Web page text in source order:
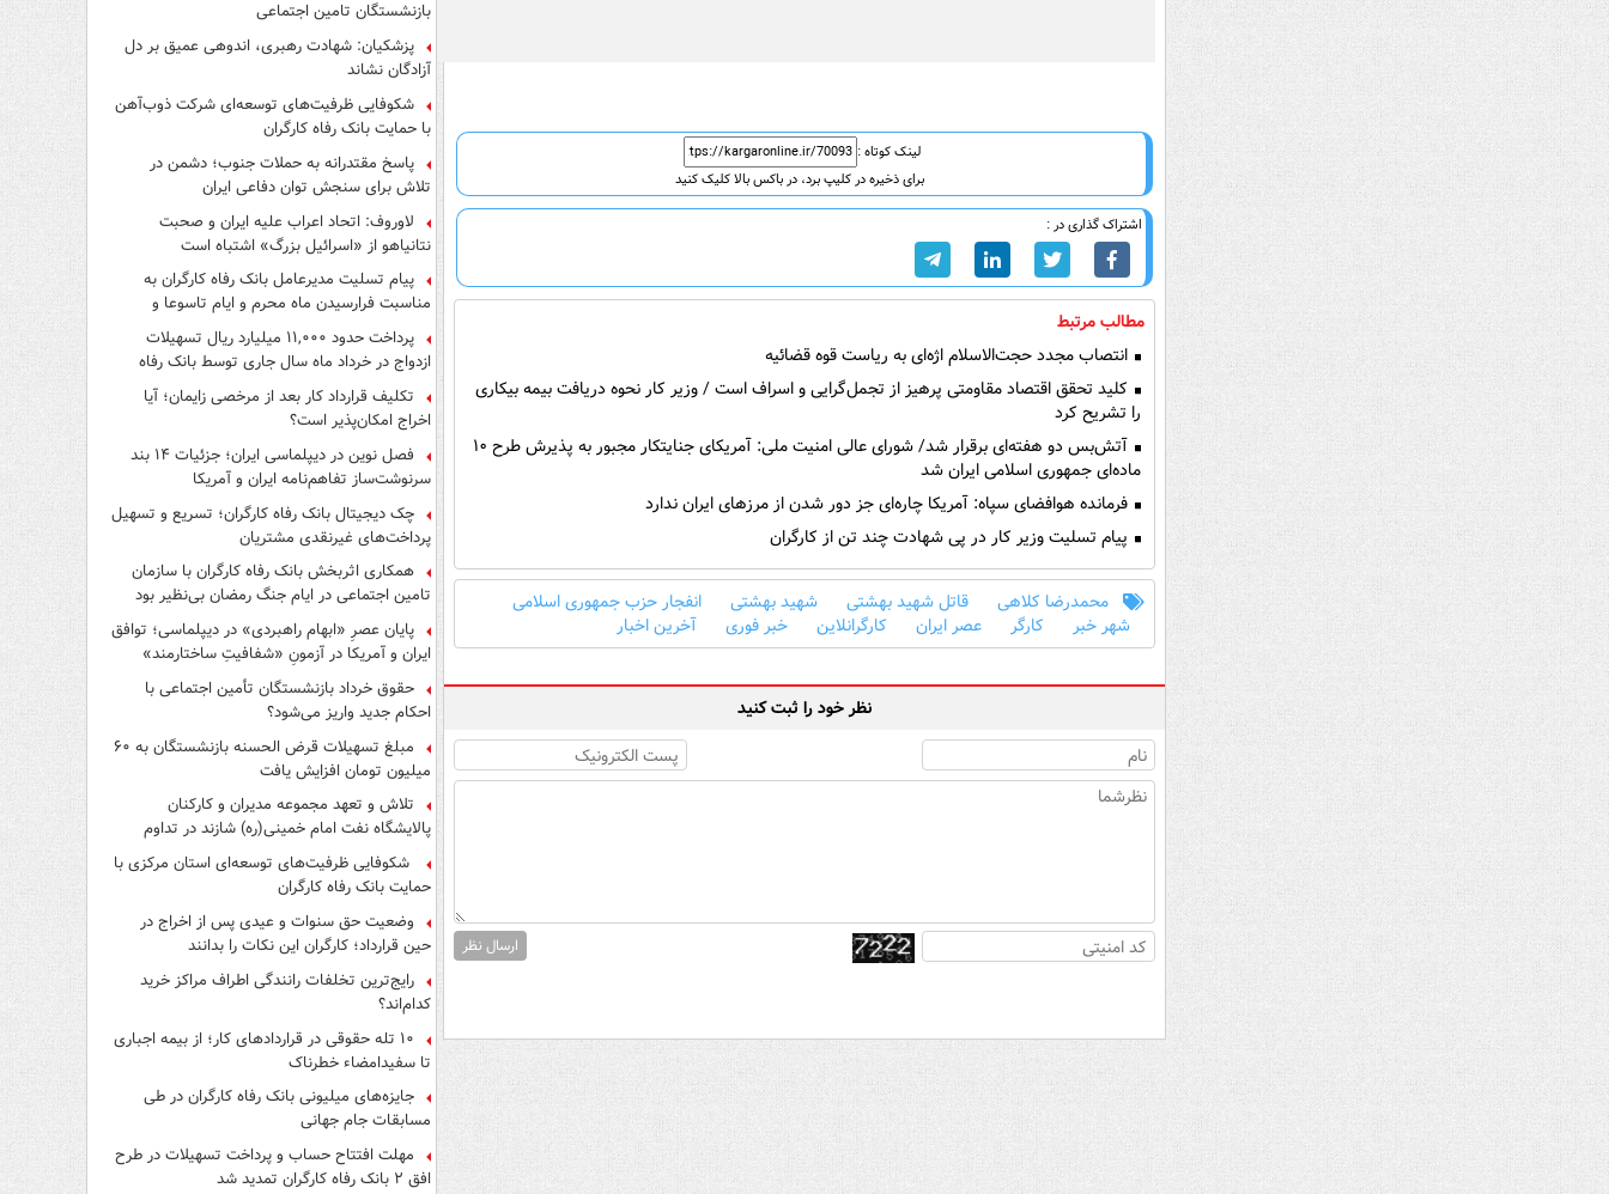
لینک کوتاه :
برای ذخیره در کلیپ برد، در باکس بالا کلیک کنید
اشتراک گذاری در :
مطالب مرتبط
انتصاب مجدد حجت‌الاسلام اژه‌ای به ریاست قوه‌ قضائیه
کلید تحقق اقتصاد مقاومتی پرهیز از تجمل‌گرایی و اسراف است / وزیر کار نحوه دریافت بیمه بیکاری
را تشریح کرد
آتش‌بس دو هفته‌ای برقرار شد/ شورای عالی امنیت ملی: آمریکای جنایتکار مجبور به پذیرش طرح ۱۰
ماده‌ای جمهوری اسلامی ایران شد
فرمانده هوافضای سپاه: آمریکا چاره‌ای جز دور شدن از مرز‌های ایران ندارد
پیام تسلیت وزیر کار در پی شهادت چند تن از کارگران
محمدرضا کلاهی قاتل شهید بهشتی شهید بهشتی
انفجار حزب جمهوری اسلامی
شهر خبر
کارگر عصر ایران کارگرانلاین خبر فوری آخرین اخبار
نظر خود را ثبت کنید
ارسال نظر
بازنشستگان تامین اجتماعی
پزشکیان: شهادت رهبری، اندوهی عمیق بر دل
آزادگان نشاند
شکوفایی ظرفیت‌های توسعه‌ای شرکت ذوب‌آهن
با حمایت‌ بانک رفاه کارگران
پاسخ مقتدرانه به حملات جنوب؛ دشمن در
تلاش برای سنجش توان دفاعی ایران
لاوروف: اتحاد اعراب علیه ایران و صحبت
نتانیاهو از «اسرائیل بزرگ» اشتباه است
پیام تسلیت مدیرعامل بانک رفاه کارگران به
مناسبت فرارسیدن ماه محرم و ایام تاسوعا و
عاشورای حسینی
پرداخت حدود ۱۱,۰۰۰ میلیارد ریال تسهیلات
ازدواج در خرداد ماه سال جاری توسط بانک رفاه
کارگران
تکلیف قرارداد کار بعد از مرخصی زایمان؛ آیا
اخراج امکان‌پذیر است؟
فصل نوین در دیپلماسی ایران؛ جزئیات ۱۴ بند
سرنوشت‌ساز تفاهم‌نامه ایران و آمریکا
چک دیجیتال بانک رفاه کارگران؛ تسریع و تسهیل
پرداخت‌های غیرنقدی مشتریان
همکاری اثربخش بانک رفاه کارگران با سازمان
تامین اجتماعی در ایام جنگ رمضان بی‌نظیر بود
پایان عصرِ «ابهام راهبردی» در دیپلماسی؛ توافق
ایران و آمریکا در آزمونِ «شفافیتِ ساختارمند»
حقوق خرداد بازنشستگان تأمین اجتماعی با
احکام جدید واریز می‌شود؟
مبلغ تسهیلات قرض الحسنه بازنشستگان به ۶۰
میلیون تومان افزایش یافت
تلاش و تعهد مجموعه مدیران و کارکنان
پالایشگاه نفت امام خمینی(ره) شازند در تداوم
تولید در ایام جنگ رمضان، شایسته قدردانی است
شکوفایی ظرفیت‌های توسعه‌ای استان مرکزی با
حمایت بانک رفاه کارگران
وضعیت حق سنوات و عیدی پس از اخراج در
حین قرارداد؛ کارگران این نکات را بدانند
رایج‌ترین تخلفات رانندگی اطراف مراکز خرید
کدام‌اند؟
۱۰ تله حقوقی در قراردادهای کار؛ از بیمه اجباری
تا سفیدامضاء خطرناک
جایزه‌های میلیونی بانک رفاه کارگران در طی
مسابقات جام جهانی
مهلت افتتاح حساب و پرداخت تسهیلات در طرح
افق ۲ بانک رفاه کارگران تمدید شد